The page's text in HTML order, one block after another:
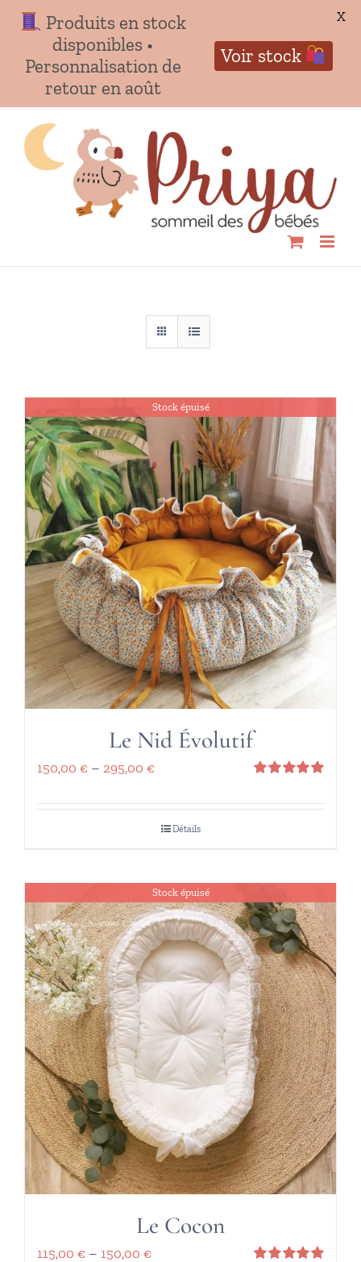
contenu
Stock épuisé
Le Nid Évolutif
sur 5
150,00 € – 295,00 €
Détails
Stock épuisé
Le Cocon
115,00 € – 150,00 €
Produits en stock
disponibles •
Personnalisation de
retour en août
Voir stock
X